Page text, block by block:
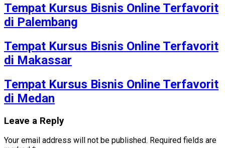
Tempat Kursus Bisnis Online Terfavorit
di Palembang
Tempat Kursus Bisnis Online Terfavorit
di Makassar
Tempat Kursus Bisnis Online Terfavorit
di Medan
Leave a Reply
Your email address will not be published. Required fields are